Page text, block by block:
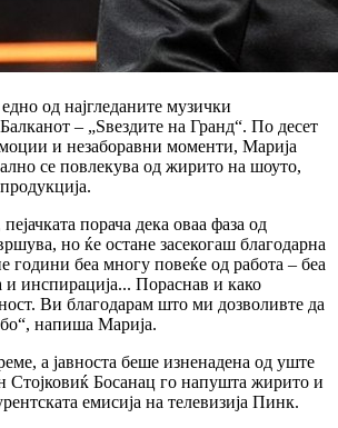
од најгледаните музички
– „Ѕвездите на Гранд“. По десет
и незаборавни моменти, Марија
се повлекува од жирито на шоуто,
порача дека оваа фаза од
но ќе остане засекогаш благодарна
години беа многу повеќе од работа – беа
и инспирација... Пораснав и како
Ви благодарам што ми дозволивте да
напиша Марија.
а јавноста беше изненадена од уште
Стојковиќ Босанац го напушта жирито и
емисија на телевизија Пинк.